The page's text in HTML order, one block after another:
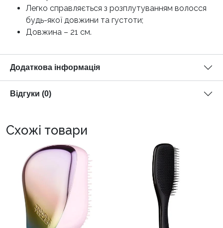
Легко справляється з розплутуванням волосся
будь-якої довжини та густоти;
Довжина – 21 см.
Додаткова інформація
Відгуки (0)
Схожі товари